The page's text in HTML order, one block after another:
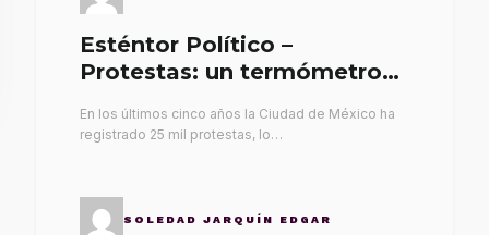
Esténtor Político –
Protestas: un termómetro
En los últimos cinco años la Ciudad de México ha
registrado 25 mil protestas, lo…
SOLEDAD JARQUÍN EDGAR